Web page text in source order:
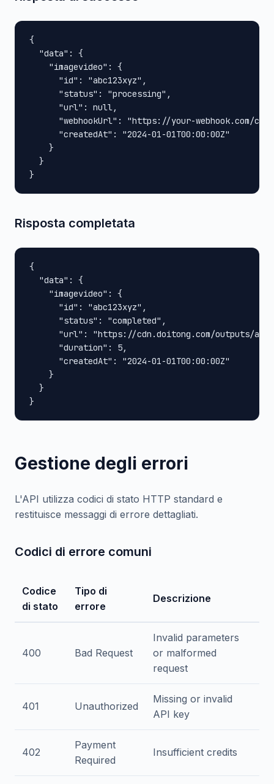
{
  "data": {
    "imagevideo": {
      "id": "abc123xyz",
      "status": "processing",
      "url": null,
"webhookUrl": "https://your-webhook.com/
      "createdAt": "2024-01-01T00:00:00Z"
    }
  }
}
Risposta completata
{
  "data": {
    "imagevideo": {
      "id": "abc123xyz",
      "status": "completed",
"url": "https://cdn.doitong.com/outputs/
      "duration": 5,
      "createdAt": "2024-01-01T00:00:00Z"
    }
  }
}
Gestione degli errori
L'API utilizza codici di stato HTTP standard e
restituisce messaggi di errore dettagliati.
Codici di errore comuni
Codice
di stato
Tipo di
errore
Descrizione
400 Bad Request
Invalid parameters
or malformed
request
401 Unauthorized
Missing or invalid
API key
402
Payment
Required
Insufficient credits